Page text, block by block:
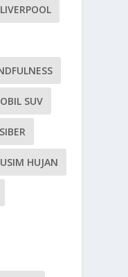
LIVERPOOL
SUV
HUJAN